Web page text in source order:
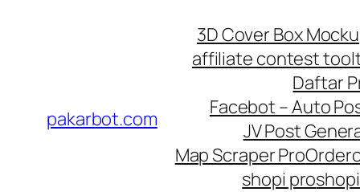
pakarbot.com
3D Cover Box
affiliate contest
Daftar
Facebot – Auto
JV Post
Map Scraper Pro
shopi pro